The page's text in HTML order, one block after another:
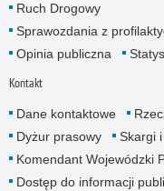
Ruch Drogowy
Sprawozdania z
Opinia publiczna
Kontakt
Dane kontaktowe
Dyżur prasowy
Skargi
Komendant Wojewódzki
Dostęp do informacji